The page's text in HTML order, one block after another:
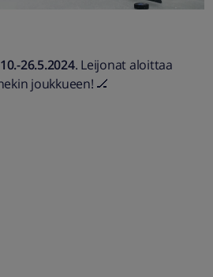
10.-26.5.2024. Leijonat aloittaa
joukkueen! 🏒